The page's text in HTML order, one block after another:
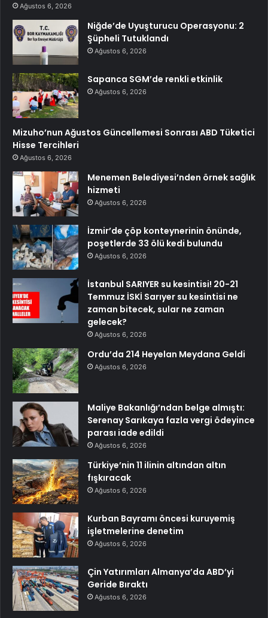
Ağustos 6, 2026
Niğde’de Uyuşturucu Operasyonu: 2
Şüpheli Tutuklandı
Ağustos 6, 2026
Sapanca SGM’de renkli etkinlik
Ağustos 6, 2026
Mizuho’nun Ağustos Güncellemesi Sonrası ABD Tüketici
Hisse Tercihleri
Ağustos 6, 2026
Menemen Belediyesi’nden örnek sağlık
hizmeti
Ağustos 6, 2026
İzmir’de çöp konteynerinin önünde,
poşetlerde 33 ölü kedi bulundu
Ağustos 6, 2026
İstanbul SARIYER su kesintisi! 20-21
Temmuz İSKİ Sarıyer su kesintisi ne
zaman bitecek, sular ne zaman
gelecek?
Ağustos 6, 2026
Ordu’da 214 Heyelan Meydana Geldi
Ağustos 6, 2026
Maliye Bakanlığı’ndan belge almıştı:
Serenay Sarıkaya fazla vergi ödeyince
parası iade edildi
Ağustos 6, 2026
Türkiye’nin 11 ilinin altından altın
fışkıracak
Ağustos 6, 2026
Kurban Bayramı öncesi kuruyemiş
işletmelerine denetim
Ağustos 6, 2026
Çin Yatırımları Almanya’da ABD’yi
Geride Bıraktı
Ağustos 6, 2026